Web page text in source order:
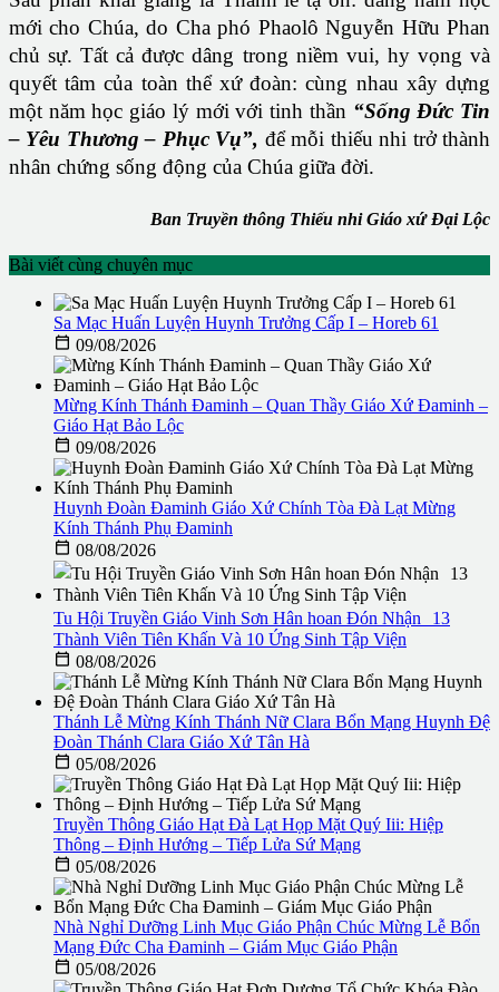
mới cho Chúa, do Cha phó Phaolô Nguyễn Hữu Phan
chủ sự. Tất cả được dâng trong niềm vui, hy vọng và
quyết tâm của toàn thể xứ đoàn: cùng nhau xây dựng
một năm học giáo lý mới với tinh thần “Sống Đức Tin
– Yêu Thương – Phục Vụ”, để mỗi thiếu nhi trở thành
nhân chứng sống động của Chúa giữa đời.
Ban Truyền thông Thiếu nhi Giáo xứ Đại Lộc
Bài viết cùng chuyên mục
Sa Mạc Huấn Luyện Huynh Trưởng Cấp I – Horeb 61
 09/08/2026
Mừng Kính Thánh Đaminh – Quan Thầy Giáo Xứ Đaminh –
Giáo Hạt Bảo Lộc
 09/08/2026
Huynh Đoàn Đaminh Giáo Xứ Chính Tòa Đà Lạt Mừng
Kính Thánh Phụ Đaminh
 08/08/2026
Tu Hội Truyền Giáo Vinh Sơn Hân hoan Đón Nhận 13
Thành Viên Tiên Khấn Và 10 Ứng Sinh Tập Viện
 08/08/2026
Thánh Lễ Mừng Kính Thánh Nữ Clara Bổn Mạng Huynh Đệ
Đoàn Thánh Clara Giáo Xứ Tân Hà
 05/08/2026
Truyền Thông Giáo Hạt Đà Lạt Họp Mặt Quý Iii: Hiệp
Thông – Định Hướng – Tiếp Lửa Sứ Mạng
 05/08/2026
Nhà Nghỉ Dưỡng Linh Mục Giáo Phận Chúc Mừng Lễ Bổn
Mạng Đức Cha Đaminh – Giám Mục Giáo Phận
 05/08/2026